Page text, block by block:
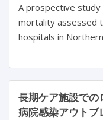
A prospective
mortality assessed
hospitals in
長期ケア施設での
病院感染アウトブ